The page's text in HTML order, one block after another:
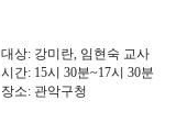
대상: 강미란, 임현숙 교사
시간: 15시 30분~17시 30분
장소: 관악구청